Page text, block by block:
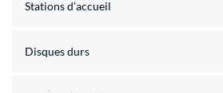
Stations d’accueil
Disques durs